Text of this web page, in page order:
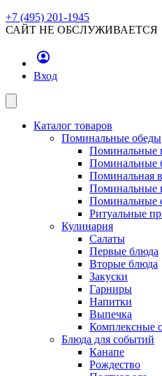
+7 (495) 201-1945
САЙТ НЕ ОБСЛУЖИВАЕТСЯ
Вход
Каталог товаров
Поминальные обеды
Поминальные
Поминальные
Поминальная
Поминальные
Поминальные
Ритуальные
Кулинария
Салаты
Первые блюда
Вторые блюда
Закуски
Гарниры
Напитки
Выпечка
Комплексные
Блюда для событий
Канапе
Рождество